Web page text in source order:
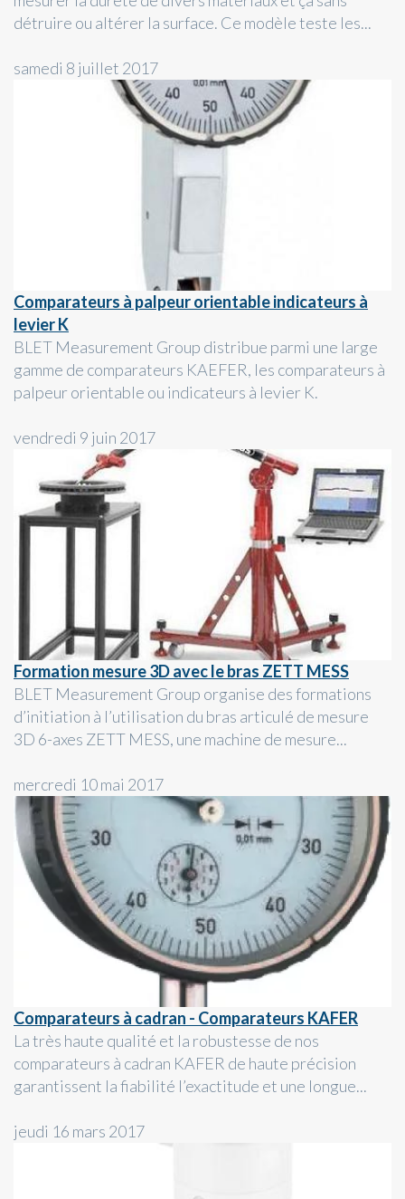
détruire ou altérer la surface. Ce modèle teste les...
samedi 8 juillet 2017
Comparateurs à palpeur orientable indicateurs à
levier K
BLET Measurement Group distribue parmi une large
gamme de comparateurs KAEFER, les comparateurs à
palpeur orientable ou indicateurs à levier K.
vendredi 9 juin 2017
Formation mesure 3D avec le bras ZETT MESS
BLET Measurement Group organise des formations
d’initiation à l’utilisation du bras articulé de mesure
3D 6-axes ZETT MESS, une machine de mesure...
mercredi 10 mai 2017
Comparateurs à cadran - Comparateurs KAFER
La très haute qualité et la robustesse de nos
comparateurs à cadran KAFER de haute précision
garantissent la fiabilité l’exactitude et une longue...
jeudi 16 mars 2017